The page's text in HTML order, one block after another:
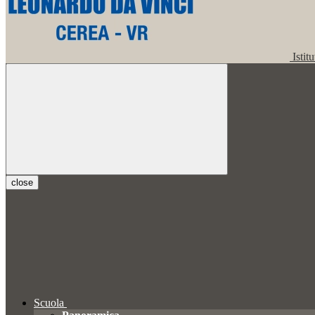
close
Scuola